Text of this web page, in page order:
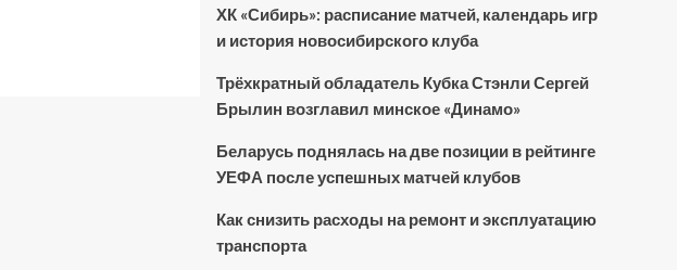
ХК «Сибирь»: расписание матчей, календарь игр
и история новосибирского клуба
Трёхкратный обладатель Кубка Стэнли Сергей
Брылин возглавил минское «Динамо»
Беларусь поднялась на две позиции в рейтинге
УЕФА после успешных матчей клубов
Как снизить расходы на ремонт и эксплуатацию
транспорта